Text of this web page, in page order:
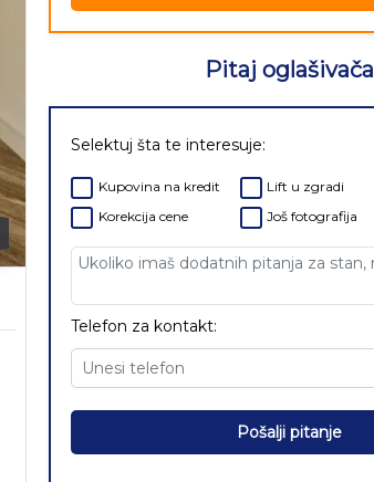
Pitaj oglašivača
Selektuj šta te interesuje:
Kupovina na kredit
Korekcija cene
Lift u zgradi
Još fotografija
Telefon za kontakt:
Pošalji pitanje